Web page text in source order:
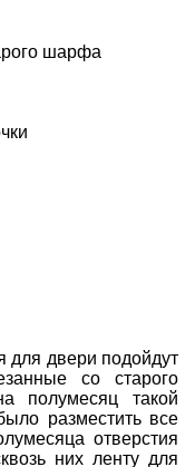
шарфа
для двери подойдут
со старого
полумесяц такой
разместить все
отверстия
них ленту для